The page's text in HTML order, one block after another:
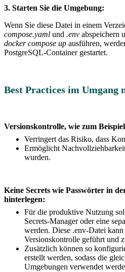
3. Starten Sie die Umgebung:
Wenn Sie diese Datei in einem
compose.yaml und .env abspeichern
docker compose up ausführen,
PostgreSQL-Container gestartet.
Best Practices im Umgang
Versionskontrolle, wie zum
Verringert das Risiko, dass
Ermöglicht
wurden.
Keine Secrets wie Passwörter in
hinterlegen:
Für die produktive Nutzung
Secrets-Manager oder eine
werden. Diese .env-Datei
Versionskontrolle geführt und
Zusätzlich können so
erstellt werden, sodass die
Umgebungen verwendet